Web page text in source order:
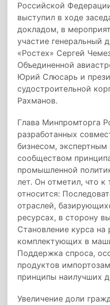
Российской
выступил в ходе
докладом, в
участие генеральный
«Ростех» Сергей
Объединенной
Юрий Слюсарь и
судостроительной
Pахманов.
Глава Минпромторга
разработанных
бизнесом,
сообществом
промышленной
лет. Он отметил, что
относится:
отраслей,
ресурсах, в сторону
Становление курса на
комплектующих в
Поддержка спроса,
продуктов
принципы наилучших
Увеличение доли